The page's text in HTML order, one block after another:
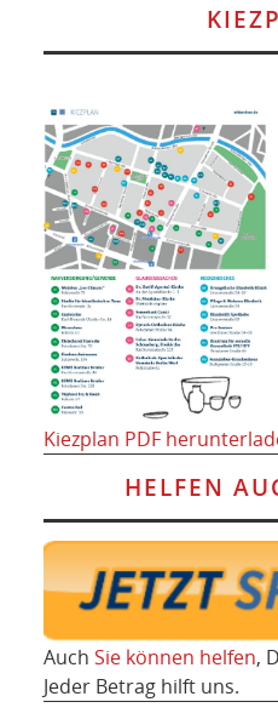
Kiezplan PDF
HELFEN
Auch Sie können helfen,
Jeder Betrag hilft uns.